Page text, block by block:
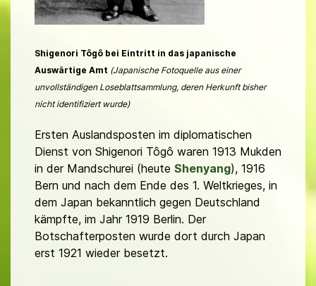
Shigenori Tôgô bei Eintritt in das japanische
Auswärtige Amt (Japanische Fotoquelle aus einer
unvollständigen Loseblattsammlung, deren Herkunft bisher
nicht identifiziert wurde)
Ersten Auslandsposten im diplomatischen
Dienst von Shigenori Tôgô waren 1913 Mukden
in der Mandschurei (heute Shenyang), 1916
Bern und nach dem Ende des 1. Weltkrieges, in
dem Japan bekanntlich gegen Deutschland
kämpfte, im Jahr 1919 Berlin. Der
Botschafterposten wurde dort durch Japan
erst 1921 wieder besetzt.